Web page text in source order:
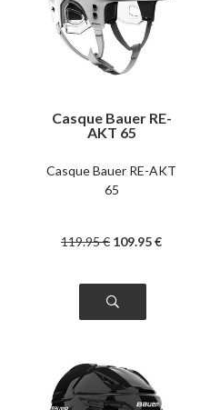
Casque Bauer RE-
AKT 65
Casque Bauer RE-AKT
65
119.95€ 109.95€